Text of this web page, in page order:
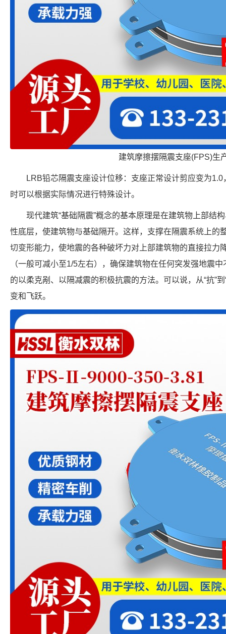
建筑摩擦摆隔震支座(FPS)生
LRB铅芯隔震支座设计位移：支座正常设计剪应变为
时可以根据实际情况进行特殊设计。
现代建筑“基础隔震”概念的基本原理是在建筑物上部结
性底层，使建筑物与基础隔开。这样，支撑在隔震系统上的
切变形能力，使地震的各种破坏力对上部建筑物的直接拉力
（一般可减小至1/5左右），确保建筑物在任何突发强地震
的以柔克剐、以隔减震的积极抗震的方法。可以说，从“抗”
变和飞跃。